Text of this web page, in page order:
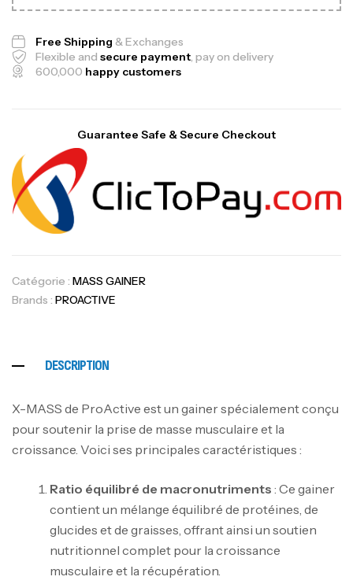
Free Shipping & Exchanges
Flexible and secure payment, pay on delivery
600,000 happy customers
Guarantee Safe & Secure Checkout
Catégorie : MASS GAINER
Brands : PROACTIVE
DESCRIPTION
X-MASS de ProActive est un gainer spécialement conçu
pour soutenir la prise de masse musculaire et la
croissance. Voici ses principales caractéristiques :
Ratio équilibré de macronutriments : Ce gainer
contient un mélange équilibré de protéines, de
glucides et de graisses, offrant ainsi un soutien
nutritionnel complet pour la croissance
musculaire et la récupération.